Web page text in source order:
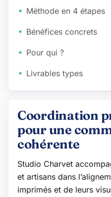
Méthode en 4 étapes
Bénéfices concrets
Pour qui ?
Livrables types
Coordination
pour une
cohérente
Studio Charvet
et artisans dans
imprimés et de leurs